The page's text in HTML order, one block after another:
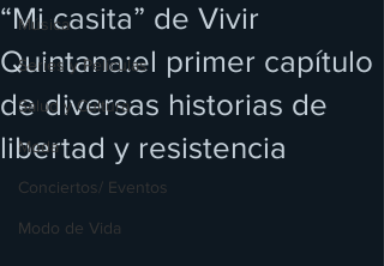
Música
Series y Películas
Salud y Cultura
Moda
Conciertos/ Eventos
Modo de Vida
“Mi casita” de Vivir
Quintana:el primer capítulo
de diversas historias de
libertad y resistencia